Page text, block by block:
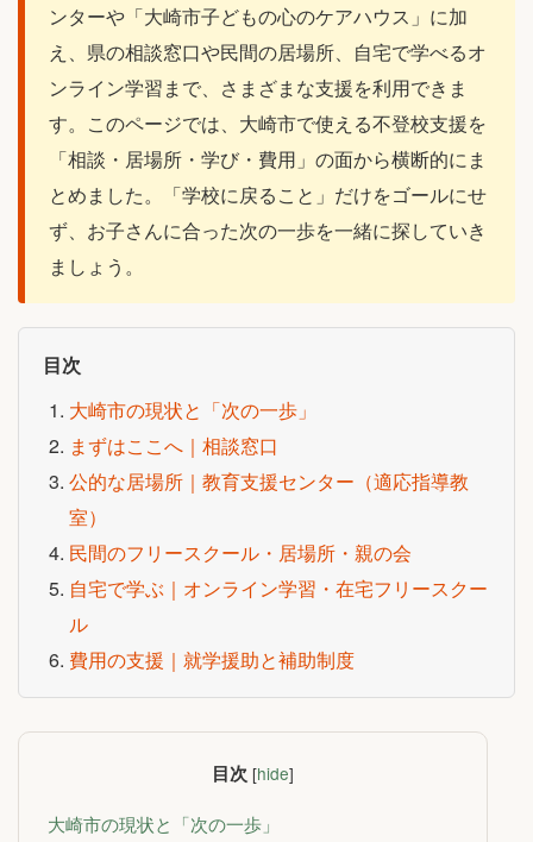
ンターや「大崎市子どもの心のケアハウス」に加
え、県の相談窓口や民間の居場所、自宅で学べるオ
ンライン学習まで、さまざまな支援を利用できま
す。このページでは、大崎市で使える不登校支援を
「相談・居場所・学び・費用」の面から横断的にま
とめました。「学校に戻ること」だけをゴールにせ
ず、お子さんに合った次の一歩を一緒に探していき
ましょう。
目次
大崎市の現状と「次の一歩」
まずはここへ｜相談窓口
公的な居場所｜教育支援センター（適応指導教
室）
民間のフリースクール・居場所・親の会
自宅で学ぶ｜オンライン学習・在宅フリースクー
ル
費用の支援｜就学援助と補助制度
目次 [hide]
大崎市の現状と「次の一歩」